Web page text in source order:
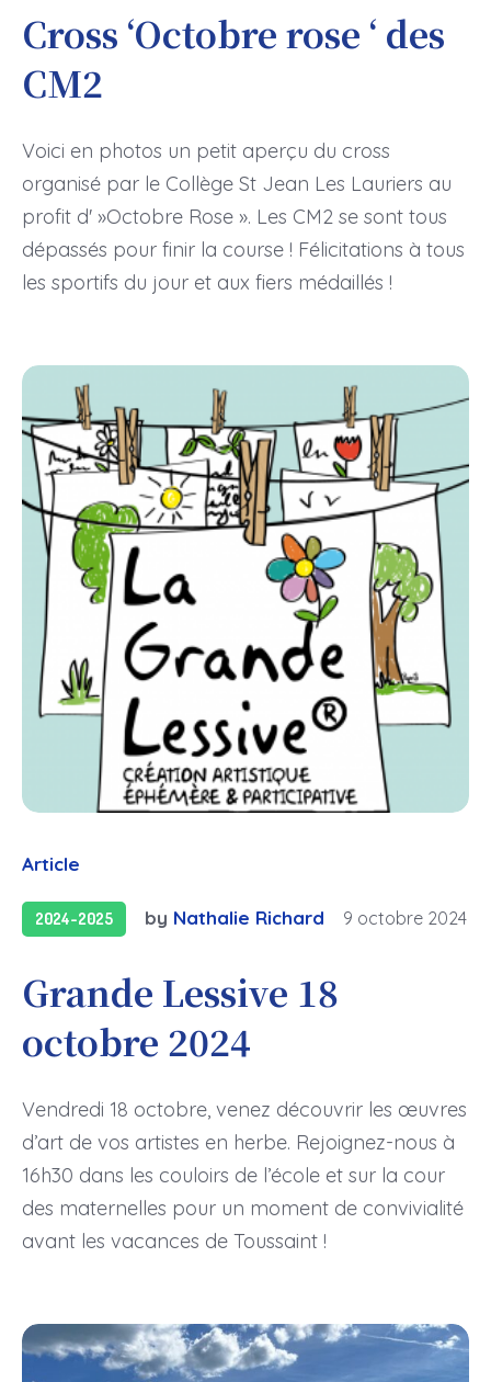
Cross ‘Octobre rose ‘ des
CM2
Voici en photos un petit aperçu du cross
organisé par le Collège St Jean Les Lauriers au
profit d' »Octobre Rose ». Les CM2 se sont tous
dépassés pour finir la course ! Félicitations à tous
les sportifs du jour et aux fiers médaillés !
Article
2024-2025 by Nathalie Richard 9 octobre 2024
Grande Lessive 18
octobre 2024
Vendredi 18 octobre, venez découvrir les œuvres
d’art de vos artistes en herbe. Rejoignez-nous à
16h30 dans les couloirs de l’école et sur la cour
des maternelles pour un moment de convivialité
avant les vacances de Toussaint !